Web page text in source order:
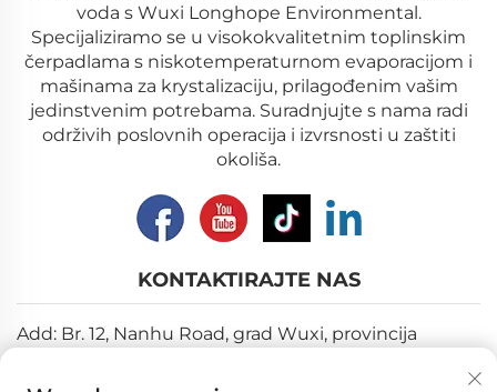
voda s Wuxi Longhope Environmental.
Specijaliziramo se u visokokvalitetnim toplinskim
čerpadlama s niskotemperaturnom evaporacijom i
mašinama za krystalizaciju, prilagođenim vašim
jedinstvenim potrebama. Suradnjujte s nama radi
održivih poslovnih operacija i izvrsnosti u zaštiti
okoliša.
KONTAKTIRAJTE NAS
Add: Br. 12, Nanhu Road, grad Wuxi, provincija